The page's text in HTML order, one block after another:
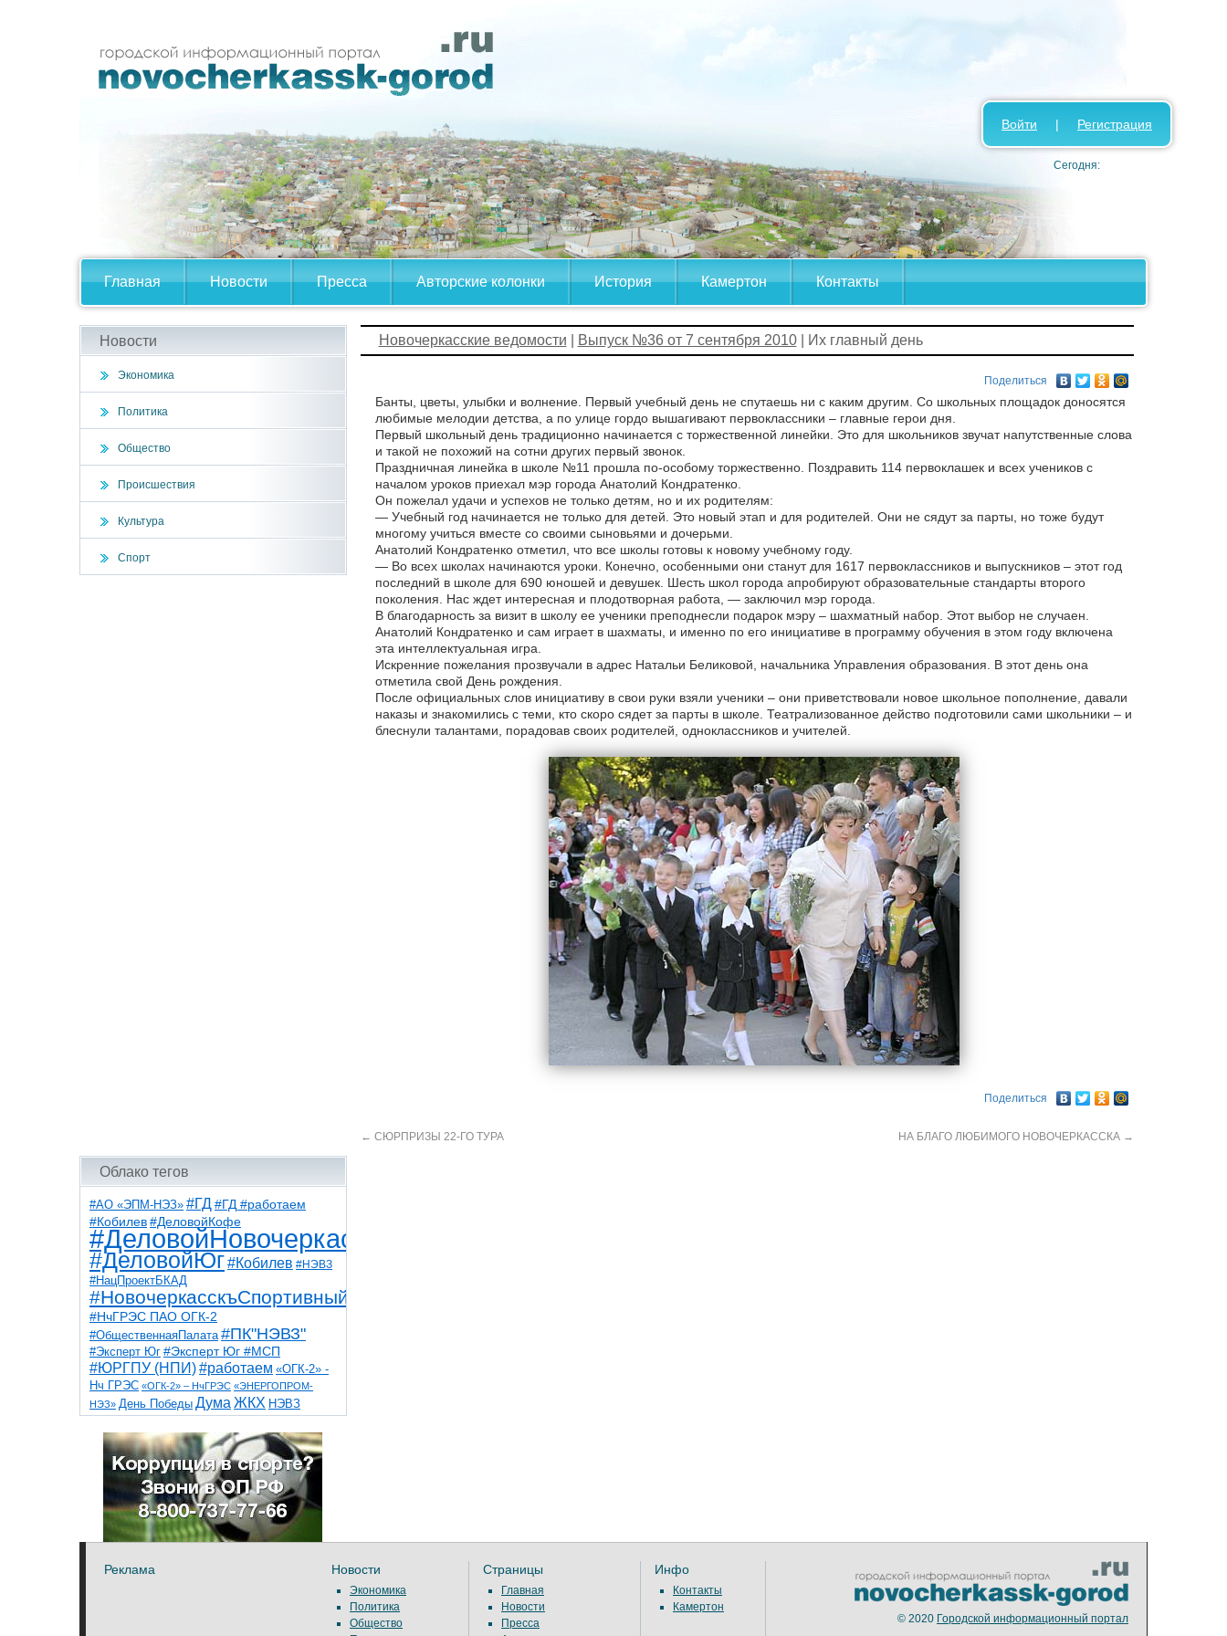
Главная Новости Пресса Авторские колонки История Камертон Контакты
Войти | Регистрация
Сегодня:
Новости
Экономика
Политика
Общество
Происшествия
Культура
Спорт
Облако тегов
#АО «ЭПМ-НЭЗ» #ГД #ГД #работаем
#Кобилев #ДеловойКофе
#ДеловойНовочеркасск
#ДеловойЮг#Кобилев #НЭВЗ
#НацПроектБКАД
#НовочеркасскъСпортивный
#НчГРЭС ПАО ОГК-2
#ОбщественнаяПалата #ПК"НЭВЗ"
#Эксперт Юг #Эксперт Юг #МСП
#ЮРГПУ (НПИ)#работаем «ОГК-2» -
Нч ГРЭС «ОГК-2» – НчГРЭС «ЭНЕРГОПРОМ-
НЭЗ» День Победы Дума ЖКХ НЭВЗ
НчГРЭС ТНТ
благоустройствоветераны выборы
детидороги казаки коррупция космос
общественная палата парк пожар роща
спорт театр транспорт художники
Новочеркасские ведомости Выпуск №36 от 7 сентября 2010| Их главный день
Поделиться
Банты, цветы, улыбки и волнение. Первый учебный день не спутаешь ни с каким другим. Со школьных площадок доносятся
любимые мелодии детства, а по улице гордо вышагивают первоклассники – главные герои дня.
Первый школьный день традиционно начинается с торжественной линейки. Это для школьников звучат напутственные слова
и такой не похожий на сотни других первый звонок.
Праздничная линейка в школе №11 прошла по-особому торжественно. Поздравить 114 первоклашек и всех учеников с
началом уроков приехал мэр города Анатолий Кондратенко.
Он пожелал удачи и успехов не только детям, но и их родителям:
— Учебный год начинается не только для детей. Это новый этап и для родителей. Они не сядут за парты, но тоже будут
многому учиться вместе со своими сыновьями и дочерьми.
Анатолий Кондратенко отметил, что все школы готовы к новому учебному году.
— Во всех школах начинаются уроки. Конечно, особенными они станут для 1617 первоклассников и выпускников – этот год
последний в школе для 690 юношей и девушек. Шесть школ города апробируют образовательные стандарты второго
поколения. Нас ждет интересная и плодотворная работа, — заключил мэр города.
В благодарность за визит в школу ее ученики преподнесли подарок мэру – шахматный набор. Этот выбор не случаен.
Анатолий Кондратенко и сам играет в шахматы, и именно по его инициативе в программу обучения в этом году включена
эта интеллектуальная игра.
Искренние пожелания прозвучали в адрес Натальи Беликовой, начальника Управления образования. В этот день она
отметила свой День рождения.
После официальных слов инициативу в свои руки взяли ученики – они приветствовали новое школьное пополнение, давали
наказы и знакомились с теми, кто скоро сядет за парты в школе. Театрализованное действо подготовили сами школьники – и
блеснули талантами, порадовав своих родителей, одноклассников и учителей.
Поделиться
← СЮРПРИЗЫ 22-ГО ТУРА НА БЛАГО ЛЮБИМОГО НОВОЧЕРКАССКА →
Реклама Новости
Экономика
Политика
Общество
Страницы
Главная
Новости
Пресса
Инфо
Контакты
Камертон
© 2020 Городской информационный портал